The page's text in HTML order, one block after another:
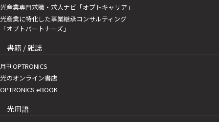
光産業専門求職・求人ナビ「オプトキャリア」
光産業に特化した事業継承コンサルティング
「オプトパートナーズ」
書籍 / 雑誌
月刊OPTRONICS
光のオンライン書店
OPTRONICS eBOOK
光用語